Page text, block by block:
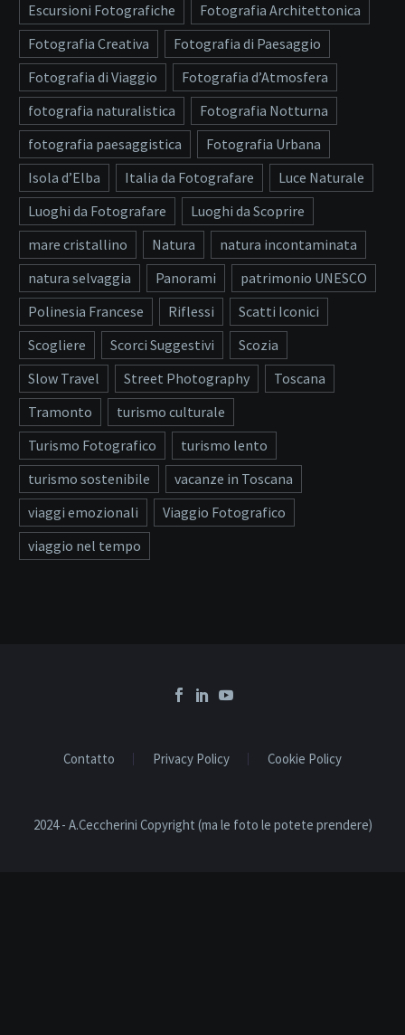
Escursioni Fotografiche
Fotografia Architettonica
Fotografia Creativa
Fotografia di Paesaggio
Fotografia di Viaggio
Fotografia d’Atmosfera
fotografia naturalistica
Fotografia Notturna
fotografia paesaggistica
Fotografia Urbana
Isola d’Elba
Italia da Fotografare
Luce Naturale
Luoghi da Fotografare
Luoghi da Scoprire
mare cristallino
Natura
natura incontaminata
natura selvaggia
Panorami
patrimonio UNESCO
Polinesia Francese
Riflessi
Scatti Iconici
Scogliere
Scorci Suggestivi
Scozia
Slow Travel
Street Photography
Toscana
Tramonto
turismo culturale
Turismo Fotografico
turismo lento
turismo sostenibile
vacanze in Toscana
viaggi emozionali
Viaggio Fotografico
viaggio nel tempo
Contatto Privacy Policy Cookie Policy
2024 - A.Ceccherini Copyright (ma le foto le potete prendere)